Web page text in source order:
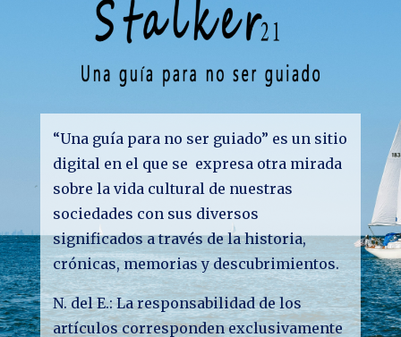
“Una guía para no ser guiado” es un sitio
digital en el que se expresa otra mirada
sobre la vida cultural de nuestras
sociedades con sus diversos
significados a través de la historia,
crónicas, memorias y descubrimientos.
N. del E.: La responsabilidad de los
artículos corresponden exclusivamente